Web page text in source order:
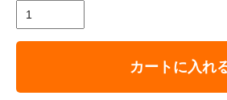
カートに入れ